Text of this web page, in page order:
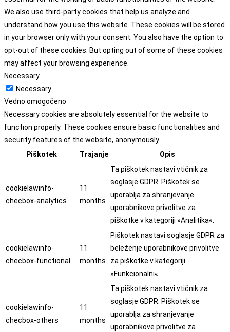
We also use third-party cookies that help us analyze and
understand how you use this website. These cookies will be stored
in your browser only with your consent. You also have the option to
opt-out of these cookies. But opting out of some of these cookies
may affect your browsing experience.
Necessary
Necessary
Vedno omogočeno
Necessary cookies are absolutely essential for the website to
function properly. These cookies ensure basic functionalities and
security features of the website, anonymously.
Piškotek
Trajanje Opis
cookielawinfo-
checbox-analytics
11
months
Ta piškotek nastavi vtičnik za
soglasje GDPR. Piškotek se
uporablja za shranjevanje
uporabnikove privolitve za
piškotke v kategoriji »Analitika«.
cookielawinfo-
checbox-functional
11
months
Piškotek nastavi soglasje GDPR za
beleženje uporabnikove privolitve
za piškotke v kategoriji
»Funkcionalni«.
cookielawinfo-
checbox-others
11
months
Ta piškotek nastavi vtičnik za
soglasje GDPR. Piškotek se
uporablja za shranjevanje
uporabnikove privolitve za